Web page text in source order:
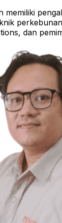
memiliki
dan